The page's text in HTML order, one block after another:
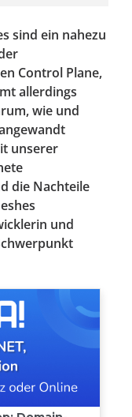
sind ein nahezu
Control Plane,
allerdings
wie und
unserer
die Nachteile
und